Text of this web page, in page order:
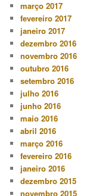
março 2017
fevereiro 2017
janeiro 2017
dezembro 2016
novembro 2016
outubro 2016
setembro 2016
julho 2016
junho 2016
maio 2016
abril 2016
março 2016
fevereiro 2016
janeiro 2016
dezembro 2015
novembro 2015